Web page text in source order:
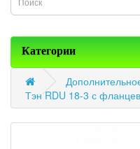
Категории
Тэн RDU 18-3 с